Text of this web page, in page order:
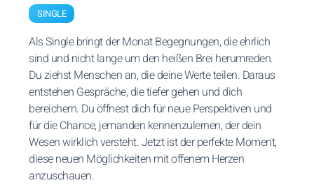
SINGLE
Als Single bringt der Monat Begegnungen, die ehrlich
sind und nicht lange um den heißen Brei herumreden.
Du ziehst Menschen an, die deine Werte teilen. Daraus
entstehen Gespräche, die tiefer gehen und dich
bereichern. Du öffnest dich für neue Perspektiven und
für die Chance, jemanden kennenzulernen, der dein
Wesen wirklich versteht. Jetzt ist der perfekte Moment,
diese neuen Möglichkeiten mit offenem Herzen
anzuschauen.